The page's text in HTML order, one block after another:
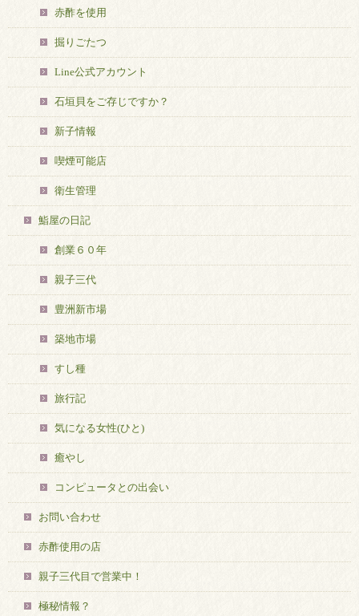
赤酢を使用
掘りごたつ
Line公式アカウント
石垣貝をご存じですか？
新子情報
喫煙可能店
衛生管理
鮨屋の日記
創業６０年
親子三代
豊洲新市場
築地市場
すし種
旅行記
気になる女性(ひと)
癒やし
コンピュータとの出会い
お問い合わせ
赤酢使用の店
親子三代目で営業中！
極秘情報？